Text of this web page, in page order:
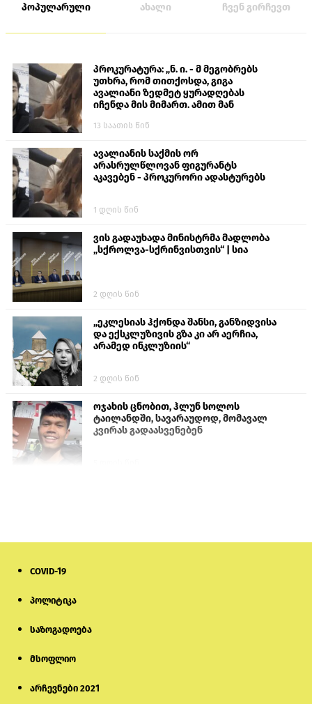
პოპულარული ახალი ჩვენ გირჩევთ
პროკურატურა: „ნ. ი. - მ მეგობრებს
უთხრა, რომ თითქოსდა, გიგა
ავალიანი ზედმეტ ყურადღებას
იჩენდა მის მიმართ. ამით მან
თავს დასხმოდა გიგა ავალიანს“
13 საათის წინ
ავალიანის საქმის ორ
არასრულწლოვან ფიგურანტს
აკავებენ - პროკურორი ადასტურებს
1 დღის წინ
ვის გადაუხადა მინისტრმა მადლობა
„სქროლვა-სქრინვისთვის“ | სია
2 დღის წინ
„ეკლესიას ჰქონდა შანსი, განზიდვისა
და ექსკლუზივის გზა კი არ აერჩია,
არამედ ინკლუზიის“
2 დღის წინ
ოჯახის ცნობით, ჰლუნ სოლოს
ტაილანდში, სავარაუდოდ, მომავალ
კვირას გადაასვენებენ
სომხეთში გამოძიება დაიწყო
COVID-19
პოლიტიკა
საზოგადოება
მსოფლიო
არჩევნები 2021